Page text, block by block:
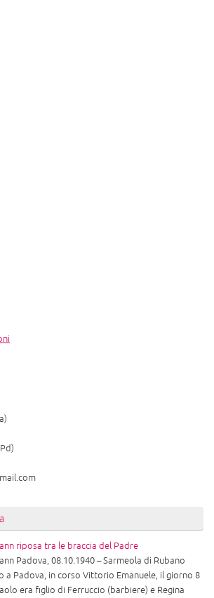
riposa tra le braccia del Padre
Padova, 08.10.1940 – Sarmeola di Rubano
a Padova, in corso Vittorio Emanuele, il giorno 8
era figlio di Ferruccio (barbiere) e Regina